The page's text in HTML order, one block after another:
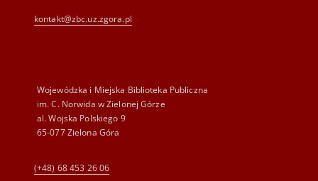
kontakt@zbc.uz.zgora.pl
Wojewódzka i Miejska Biblioteka Publiczna
im. C. Norwida w Zielonej Górze
al. Wojska Polskiego 9
65-077 Zielona Góra
(+48) 68 453 26 06